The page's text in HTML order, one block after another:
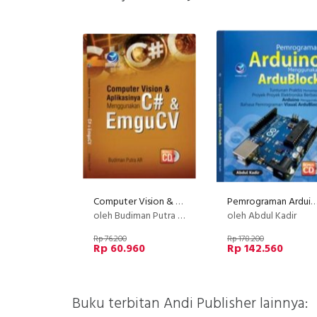
Computer Vision & Aplikasinya Menggunakan C# & EmguCV +CD
oleh Budiman Putra AR
Rp 76.200
Rp 60.960
Pemrograman Arduino Menggunakan ArduBlock + cd
oleh Abdul Kadir
Rp 178.200
Rp 142.560
Buku terbitan Andi Publisher lainnya: